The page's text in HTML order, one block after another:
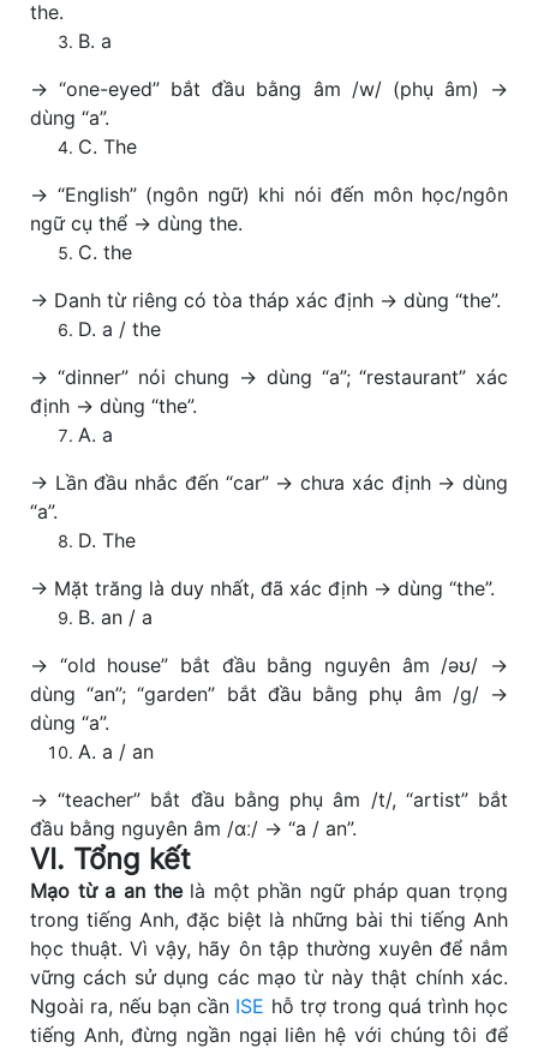
the.
B. a
→ “one-eyed” bắt đầu bằng âm /w/ (phụ âm) →
dùng “a”.
C. The
→ “English” (ngôn ngữ) khi nói đến môn học/ngôn
ngữ cụ thể → dùng the.
C. the
→ Danh từ riêng có tòa tháp xác định → dùng “the”.
D. a / the
→ “dinner” nói chung → dùng “a”; “restaurant” xác
định → dùng “the”.
A. a
→ Lần đầu nhắc đến “car” → chưa xác định → dùng
“a”.
D. The
→ Mặt trăng là duy nhất, đã xác định → dùng “the”.
B. an / a
→ “old house” bắt đầu bằng nguyên âm /əʊ/ →
dùng “an”; “garden” bắt đầu bằng phụ âm /g/ →
dùng “a”.
A. a / an
→ “teacher” bắt đầu bằng phụ âm /t/, “artist” bắt
đầu bằng nguyên âm /ɑː/ → “a / an”.
VI. Tổng kết
Mạo từ a an thelà một phần ngữ pháp quan trọng
trong tiếng Anh, đặc biệt là những bài thi tiếng Anh
học thuật. Vì vậy, hãy ôn tập thường xuyên để nắm
vững cách sử dụng các mạo từ này thật chính xác.
Ngoài ra, nếu bạn cần ISE hỗ trợ trong quá trình học
tiếng Anh, đừng ngần ngại liên hệ với chúng tôi để